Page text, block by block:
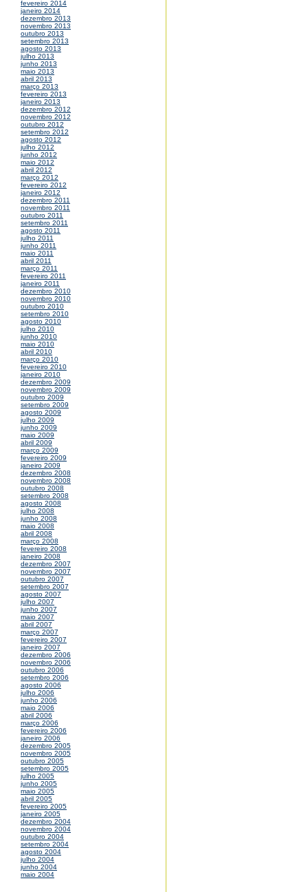
fevereiro 2014
janeiro 2014
dezembro 2013
novembro 2013
outubro 2013
setembro 2013
agosto 2013
julho 2013
junho 2013
maio 2013
abril 2013
março 2013
fevereiro 2013
janeiro 2013
dezembro 2012
novembro 2012
outubro 2012
setembro 2012
agosto 2012
julho 2012
junho 2012
maio 2012
abril 2012
março 2012
fevereiro 2012
janeiro 2012
dezembro 2011
novembro 2011
outubro 2011
setembro 2011
agosto 2011
julho 2011
junho 2011
maio 2011
abril 2011
março 2011
fevereiro 2011
janeiro 2011
dezembro 2010
novembro 2010
outubro 2010
setembro 2010
agosto 2010
julho 2010
junho 2010
maio 2010
abril 2010
março 2010
fevereiro 2010
janeiro 2010
dezembro 2009
novembro 2009
outubro 2009
setembro 2009
agosto 2009
julho 2009
junho 2009
maio 2009
abril 2009
março 2009
fevereiro 2009
janeiro 2009
dezembro 2008
novembro 2008
outubro 2008
setembro 2008
agosto 2008
julho 2008
junho 2008
maio 2008
abril 2008
março 2008
fevereiro 2008
janeiro 2008
dezembro 2007
novembro 2007
outubro 2007
setembro 2007
agosto 2007
julho 2007
junho 2007
maio 2007
abril 2007
março 2007
fevereiro 2007
janeiro 2007
dezembro 2006
novembro 2006
outubro 2006
setembro 2006
agosto 2006
julho 2006
junho 2006
maio 2006
abril 2006
março 2006
fevereiro 2006
janeiro 2006
dezembro 2005
novembro 2005
outubro 2005
setembro 2005
julho 2005
junho 2005
maio 2005
abril 2005
fevereiro 2005
janeiro 2005
dezembro 2004
novembro 2004
outubro 2004
setembro 2004
agosto 2004
julho 2004
junho 2004
maio 2004